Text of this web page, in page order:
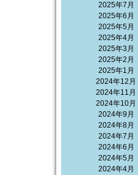
2025年7月
2025年6月
2025年5月
2025年4月
2025年3月
2025年2月
2025年1月
2024年12月
2024年11月
2024年10月
2024年9月
2024年8月
2024年7月
2024年6月
2024年5月
2024年4月